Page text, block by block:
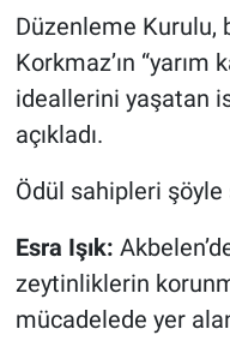
Düzenleme Kurulu,
Korkmaz’ın “yarım
ideallerini yaşatan
açıkladı.
Ödül sahipleri şöyle
Esra Işık:
zeytinliklerin
mücadelede yer